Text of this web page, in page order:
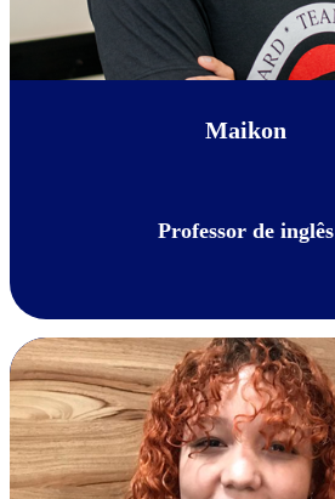
Maikon
Professor de inglês